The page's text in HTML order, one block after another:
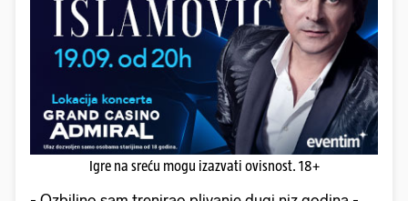
Igre na sreću mogu izazvati ovisnost. 18+